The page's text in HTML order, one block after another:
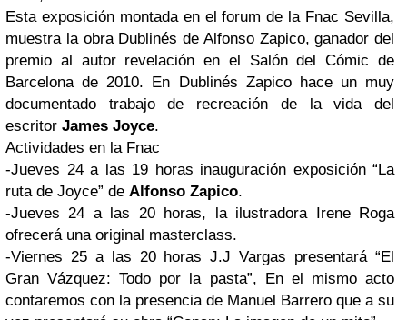
Esta exposición montada en el forum de la Fnac Sevilla,
muestra la obra Dublinés de Alfonso Zapico, ganador del
premio al autor revelación en el Salón del Cómic de
Barcelona de 2010. En Dublinés Zapico hace un muy
documentado trabajo de recreación de la vida del
escritor James Joyce.
Actividades en la Fnac
-Jueves 24 a las 19 horas inauguración exposición “La
ruta de Joyce” de Alfonso Zapico.
-Jueves 24 a las 20 horas, la ilustradora Irene Roga
ofrecerá una original masterclass.
-Viernes 25 a las 20 horas J.J Vargas presentará “El
Gran Vázquez: Todo por la pasta”, En el mismo acto
contaremos con la presencia de Manuel Barrero que a su